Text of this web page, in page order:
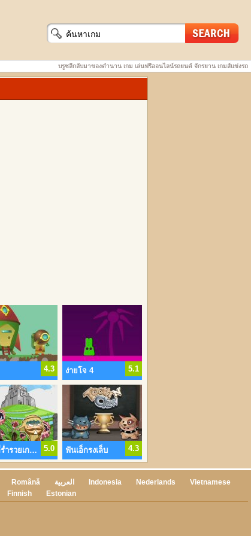
บรูซลีกลับมาของตำนาน เกม เล่นฟรีออนไลน์รถยนต์ จักรยาน เกมส์แข่งรถ
4.3 5.1
ง่ายโจ 4
5.0
ชายที่ร่ำรวยเกาะแห่งการเอาตัวรอด 4.3
ฟันเอ็กรงเล็บ
Română العربية Indonesia Nederlands
Vietnamese
Finnish Estonian